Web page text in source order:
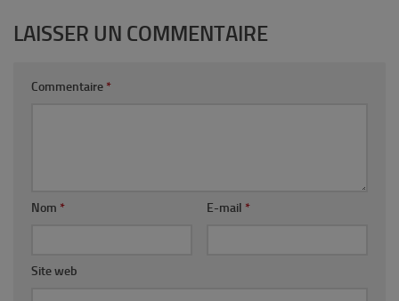
LAISSER UN COMMENTAIRE
Commentaire *
Nom * E-mail *
Site web